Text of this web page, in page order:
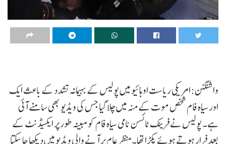
واشنگٹن:امریکی ریاست اوہائیو میں پولیس کے بہیمانہ تشدد کے باعث ایک
اور سیاہ فام شخص موت کے منہ میں چلا گیا جس کی ویڈیو بھی سامنے آئی
ہے۔ پولیس نے فرینک ٹائسن نامی سیاہ فام کو مبینہ طور پر ایکسیڈنٹ کے
بعد فرار ہوتے ہوئے پکڑا تھا۔منظرِ عام پر آنے والی ویڈیو میں دیکھا جا سکتا